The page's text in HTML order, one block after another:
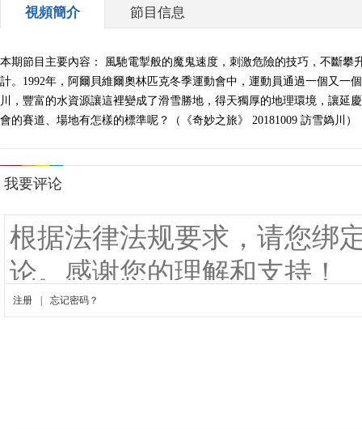
視頻簡介 節目信息
本期節目主要內容： 風馳電掣般的魔鬼速度，刺激危險的技巧，不斷
計。1992年，阿爾貝維爾奧林匹克冬季運動會中，運動員通過一個又
川，豐富的水資源讓這裡變成了滑雪勝地，得天獨厚的地理環境，讓延
會的賽道、場地有怎樣的標準呢？（《奇妙之旅》 20181009 訪雪媯川）